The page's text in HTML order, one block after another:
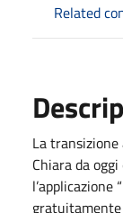
Related
La
Chiara da
l’applicazione